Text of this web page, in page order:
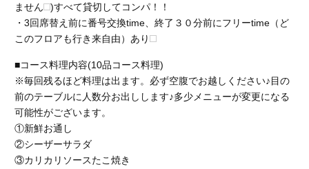
ません
)すべて貸切してコンパ！！
・3回席替え前に番号交換time、終了３０分前にフリーtime（ど
このフロアも行き来自由）あり
■コース料理内容(10品コース料理)
※毎回残るほど料理は出ます。必ず空腹でお越しください♪目の
前のテーブルに人数分お出しします♪多少メニューが変更になる
可能性がございます。
①新鮮お通し
②シーザーサラダ
③カリカリソースたこ焼き